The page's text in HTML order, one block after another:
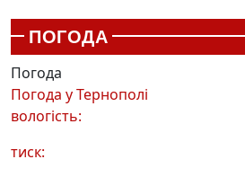
ПОГОДА
Погода
Погода уТернополі
вологість:
тиск: